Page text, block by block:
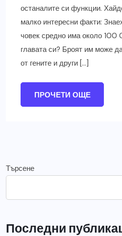
останалите си функции.
малко интересни факти:
човек средно има около
главата си? Броят им може
от гените и други […]
ПРОЧЕТИ ОЩЕ
Търсене
Последни